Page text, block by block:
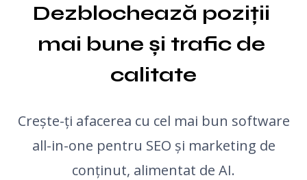
Dezblochează poziții
mai bune și trafic de
calitate
Crește-ți afacerea cu cel mai bun software
all-in-one pentru SEO și marketing de
conținut, alimentat de AI.